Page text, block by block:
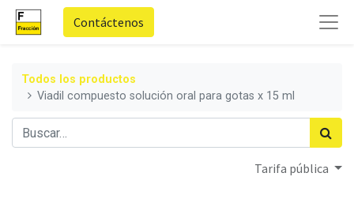
Contáctenos
Todos los productos
Viadil compuesto solución oral para gotas x 15 ml
Tarifa pública